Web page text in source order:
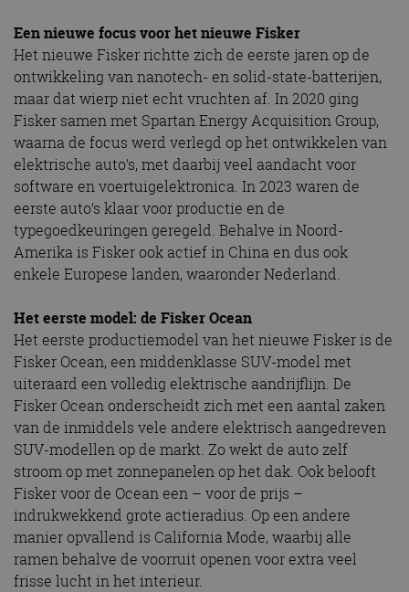
Een nieuwe focus voor het nieuwe Fisker
Het nieuwe Fisker richtte zich de eerste jaren op de
ontwikkeling van nanotech- en solid-state-batterijen,
maar dat wierp niet echt vruchten af. In 2020 ging
Fisker samen met Spartan Energy Acquisition Group,
waarna de focus werd verlegd op het ontwikkelen van
elektrische auto’s, met daarbij veel aandacht voor
software en voertuigelektronica. In 2023 waren de
eerste auto’s klaar voor productie en de
typegoedkeuringen geregeld. Behalve in Noord-
Amerika is Fisker ook actief in China en dus ook
enkele Europese landen, waaronder Nederland.
Het eerste model: de Fisker Ocean
Het eerste productiemodel van het nieuwe Fisker is de
Fisker Ocean, een middenklasse SUV-model met
uiteraard een volledig elektrische aandrijflijn. De
Fisker Ocean onderscheidt zich met een aantal zaken
van de inmiddels vele andere elektrisch aangedreven
SUV-modellen op de markt. Zo wekt de auto zelf
stroom op met zonnepanelen op het dak. Ook belooft
Fisker voor de Ocean een – voor de prijs –
indrukwekkend grote actieradius. Op een andere
manier opvallend is California Mode, waarbij alle
ramen behalve de voorruit openen voor extra veel
frisse lucht in het interieur.